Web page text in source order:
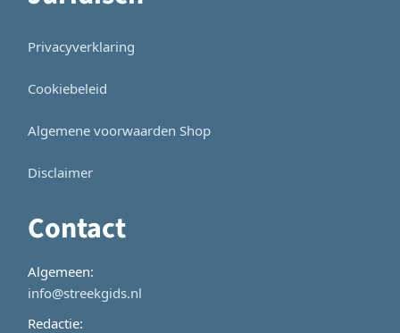
Privacyverklaring
Cookiebeleid
Algemene voorwaarden Shop
Disclaimer
Contact
Algemeen:
info@streekgids.nl
Redactie: